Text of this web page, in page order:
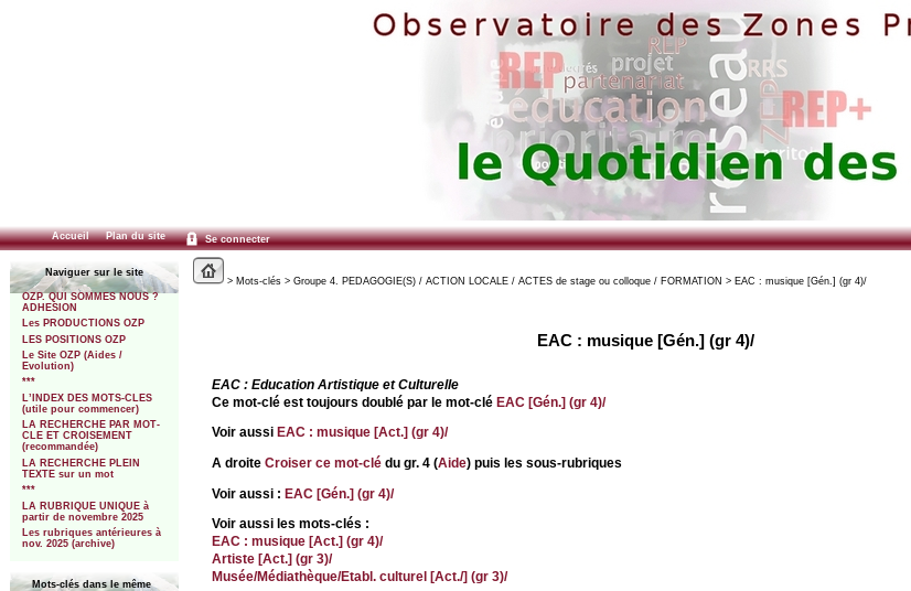
Accueil Plan du site Se connecter
Naviguer sur le site
OZP. QUI SOMMES NOUS ?
ADHESION
Les PRODUCTIONS OZP
LES POSITIONS OZP
Le Site OZP (Aides /
Evolution)
***
L’INDEX DES MOTS-CLES
(utile pour commencer)
LA RECHERCHE PAR MOT-
CLE ET CROISEMENT
(recommandée)
LA RECHERCHE PLEIN
TEXTE sur un mot
***
LA RUBRIQUE UNIQUE à
partir de novembre 2025
Les rubriques antérieures à
nov. 2025 (archive)
Mots-clés dans le même
> Mots-clés > Groupe 4. PEDAGOGIE(S) / ACTION LOCALE / ACTES de stage ou colloque / FORMATION > EAC : musique [Gén.] (gr 4)/
EAC : musique [Gén.] (gr 4)/
EAC : Education Artistique et Culturelle
Ce mot-clé est toujours doublé par le mot-cléEAC [Gén.] (gr 4)/
Voir aussi EAC : musique [Act.] (gr 4)/
A droiteCroiser ce mot-clé du gr. 4 (Aide) puis les sous-rubriques
Voir aussi :EAC [Gén.] (gr 4)/
Voir aussi les mots-clés :
EAC : musique [Act.] (gr 4)/
Artiste [Act.] (gr 3)/
Musée/Médiathèque/Etabl. culturel [Act./] (gr 3)/